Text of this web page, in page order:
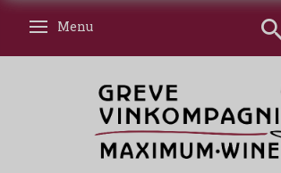
Skifte navigation
Menu